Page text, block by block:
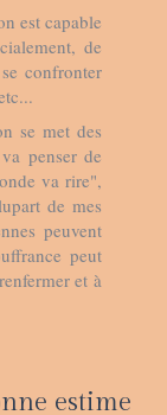
est capable
de
confronter
se met des
penser de
va rire",
de mes
peuvent
peut
et à
estime